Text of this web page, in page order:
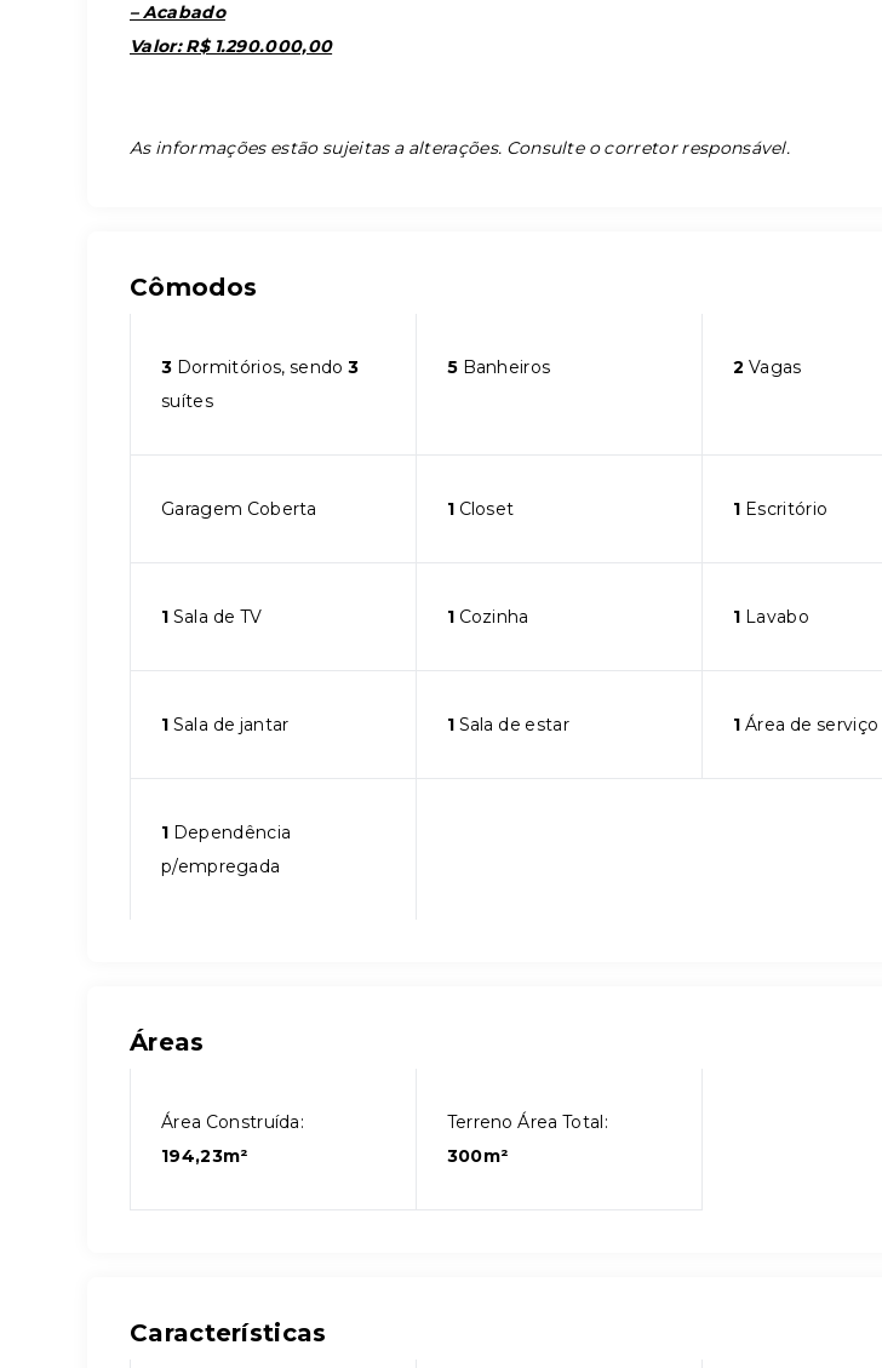
– Acabado
Valor: R$ 1.290.000,00
As informações estão sujeitas a alterações. Consulte o corretor responsável.
Cômodos
3 Dormitórios, sendo3
suítes
5Banheiros 2 Vagas
Garagem Coberta 1Closet 1 Escritório
1 Sala de TV 1Cozinha 1 Lavabo
1 Sala de jantar 1Sala de estar 1 Área de serviço
1 Dependência
p/empregada
Áreas
Área Construída:
194,23m²
Terreno Área Total:
300m²
Características